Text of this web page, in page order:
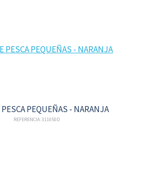
PESCA PEQUEÑAS - NARANJA
REFERENCIA: 311050D